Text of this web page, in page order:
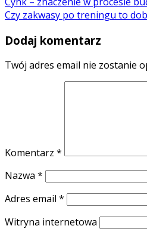
Czy zakwasy po treningu to
Dodaj komentarz
Twój adres email nie zostanie
Komentarz *
Nazwa *
Adres email *
Witryna internetowa